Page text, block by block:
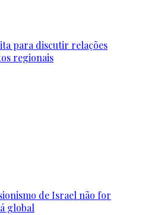
para discutir relações
regionais
de Israel não for
global